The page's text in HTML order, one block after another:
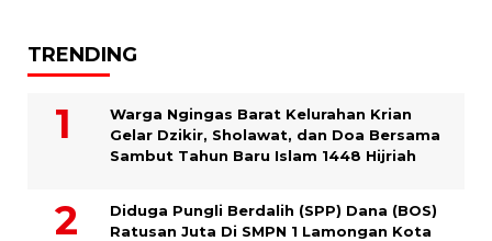
TRENDING
Warga Ngingas Barat Kelurahan Krian
Gelar Dzikir, Sholawat, dan Doa Bersama
Sambut Tahun Baru Islam 1448 Hijriah
Diduga Pungli Berdalih (SPP) Dana (BOS)
Ratusan Juta Di SMPN 1 Lamongan Kota